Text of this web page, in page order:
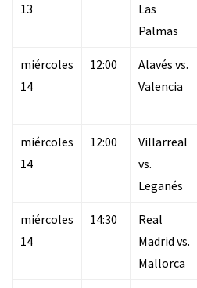
13
Las
Palmas
miércoles
14
12:00
Alavés vs.
Valencia
miércoles
14
12:00
Villarreal
vs.
Leganés
miércoles
14
14:30
Real
Madrid vs.
Mallorca